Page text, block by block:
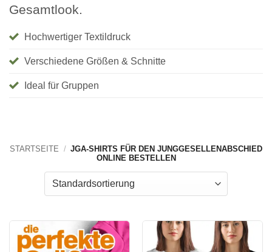
Gesamtlook.
Hochwertiger Textildruck
Verschiedene Größen & Schnitte
Ideal für Gruppen
STARTSEITE / JGA-SHIRTS FÜR DEN JUNGGESELLENABSCHIED
ONLINE BESTELLEN